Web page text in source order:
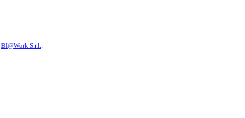
BI@Work S.r.l.